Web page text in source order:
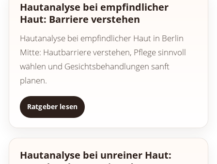
Hautanalyse bei empfindlicher
Haut: Barriere verstehen
Hautanalyse bei empfindlicher Haut in Berlin
Mitte: Hautbarriere verstehen, Pflege sinnvoll
wählen und Gesichtsbehandlungen sanft
planen.
Ratgeber lesen
Hautanalyse bei unreiner Haut: